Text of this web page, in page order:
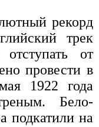
рекорд
трек
от
провести в
1922 года
Бело-
подкатили на